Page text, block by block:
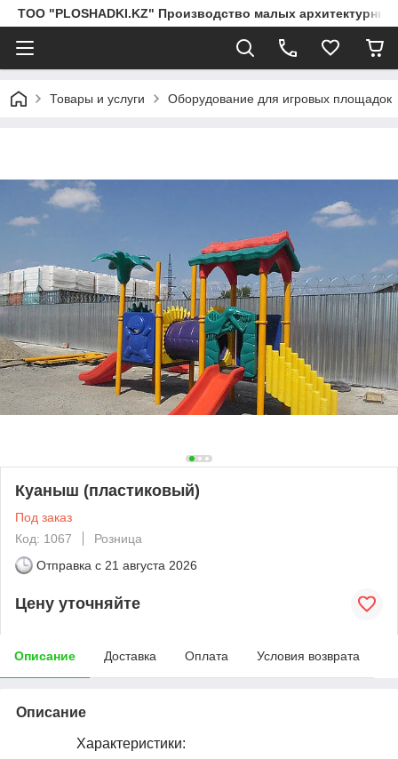
ТОО "PLOSHADKI.KZ" Производство малых
Товары и услуги Оборудование для игровых площадок
Куаныш (пластиковый)
Под заказ
Код: 1067
Розница
Отправка с 21 августа 2026
Цену уточняйте
Описание Доставка Оплата Условия возврата
Описание
Характеристики: